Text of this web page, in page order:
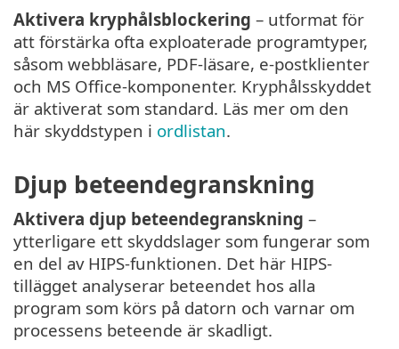
Aktivera kryphålsblockering – utformat för
att förstärka ofta exploaterade programtyper,
såsom webbläsare, PDF-läsare, e-postklienter
och MS Office-komponenter. Kryphålsskyddet
är aktiverat som standard. Läs mer om den
här skyddstypen i ordlistan.
Djup beteendegranskning
Aktivera djup beteendegranskning –
ytterligare ett skyddslager som fungerar som
en del av HIPS-funktionen. Det här HIPS-
tillägget analyserar beteendet hos alla
program som körs på datorn och varnar om
processens beteende är skadligt.